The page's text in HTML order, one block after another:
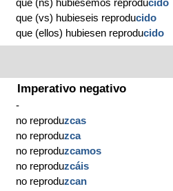
que (ns) hubiésemos reproducido
que (vs) hubieseis reproducido
que (ellos) hubiesen reproducido
Imperativo negativo
-
no reproduzcas
no reproduzca
no reproduzcamos
no reproduzcáis
no reproduzcan